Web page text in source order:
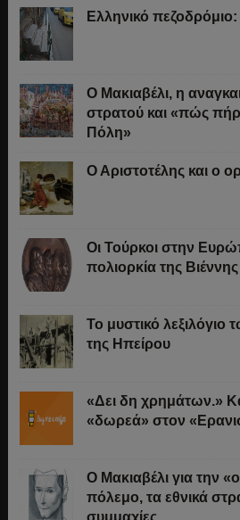
Ελληνικό
Ο Μακιαβέλι, η
στρατού και «πώς
Πόλη»
Ο Αριστοτέλης και ο
Οι Τούρκοι στην
πολιορκία της
Το μυστικό λεξιλόγιο
της Ηπείρου
«Δει δη χρημάτων.»
«δωρεά» στον
O Μακιαβέλι για την
πόλεμο, τα εθνικά
συμμαχίες